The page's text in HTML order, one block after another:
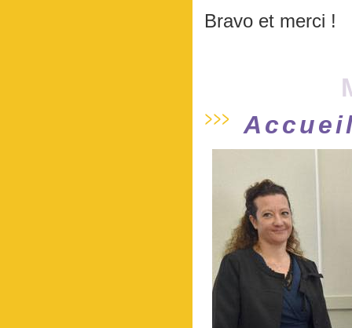
Bravo et merci !